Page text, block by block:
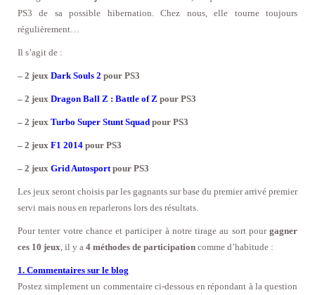
PS3 de sa possible hibernation. Chez nous, elle tourne toujours
régulièrement…
Il s’agit de :
– 2 jeux Dark Souls 2 pour PS3
– 2 jeux Dragon Ball Z : Battle of Z pour PS3
– 2 jeux Turbo Super Stunt Squad pour PS3
– 2 jeux F1 2014 pour PS3
– 2 jeux Grid Autosportpour PS3
Les jeux seront choisis par les gagnants sur base du premier arrivé premier
servi mais nous en reparlerons lors des résultats.
Pour tenter votre chance et participer à notre tirage au sort pour gagner
ces 10 jeux, il y a 4 méthodes de participation comme d’habitude :
1. Commentaires sur le blog
Postez simplement un commentaire ci-dessous en répondant à la question